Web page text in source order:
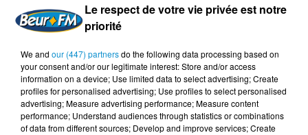
FIL D'ACTUS
5 août 2026
Visas français : l’Algérie décroche, le
Maroc et la Tunisie...
Le respect de votre vie privée est notre
priorité
We and our (447) partnersdo the following data processing based on
your consent and/or our legitimate interest: Store and/or access
information on a device; Use limited data to select advertising; Create
profiles for personalised advertising; Use profiles to select personalised
advertising; Measure advertising performance; Measure content
performance; Understand audiences through statistics or combinations
of data from different sources; Develop and improve services; Create